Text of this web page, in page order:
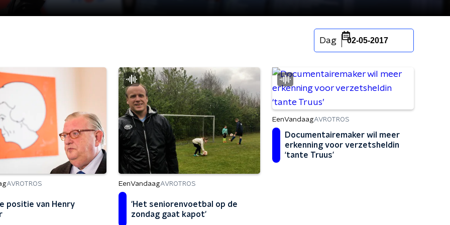
Dag 02-05-2017
AVROTROS
positie van Henry
EenVandaagAVROTROS
'Het seniorenvoetbal op de
zondag gaat kapot'
EenVandaagAVROTROS
Documentairemaker wil meer
erkenning voor verzetsheldin
‘tante Truus’